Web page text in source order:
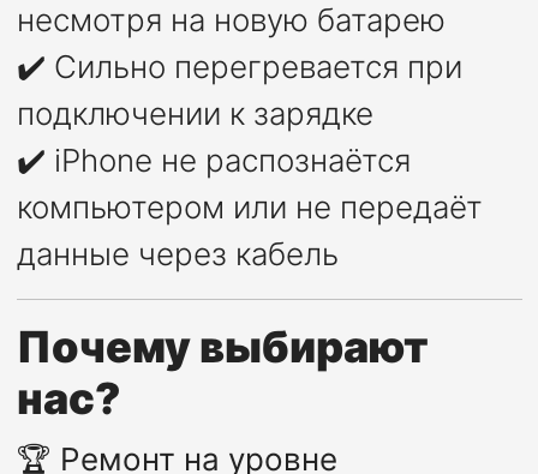
несмотря на новую батарею
✔️ Сильно перегревается при
подключении к зарядке
✔️ iPhone не распознаётся
компьютером или не передаёт
данные через кабель
Почему выбирают
нас?
🏆 Ремонт на уровне